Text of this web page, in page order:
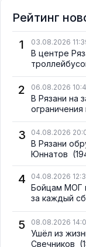
Рейтинг
1
03.08.2026
В центре
2 06.08.2026
В Рязани на
ограничения
3 04.08.2026
В Рязани
Юннатов
4 04.08.2026
Бойцам МОГ
за каждый
5 08.08.2026
Ушёл из
Свечников